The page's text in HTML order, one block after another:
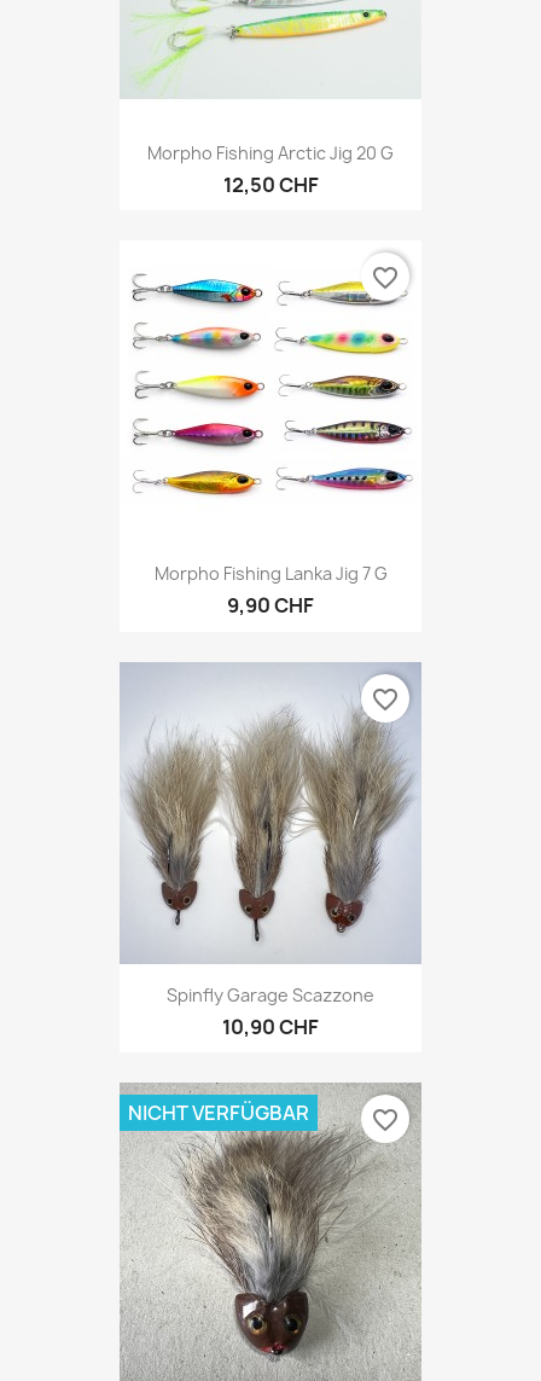
Morpho Fishing Arctic Jig 20 G
12,50 CHF
Morpho Fishing Lanka Jig 7 G
9,90 CHF
favorite_border
Spinfly Garage Scazzone
10,90 CHF
favorite_border
NICHT VERFÜGBAR favorite_border